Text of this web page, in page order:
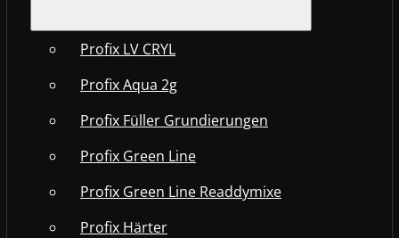
Profix LV CRYL
Profix Aqua 2g
Profix Füller Grundierungen
Profix Green Line
Profix Green Line Readdymixe
Profix Härter